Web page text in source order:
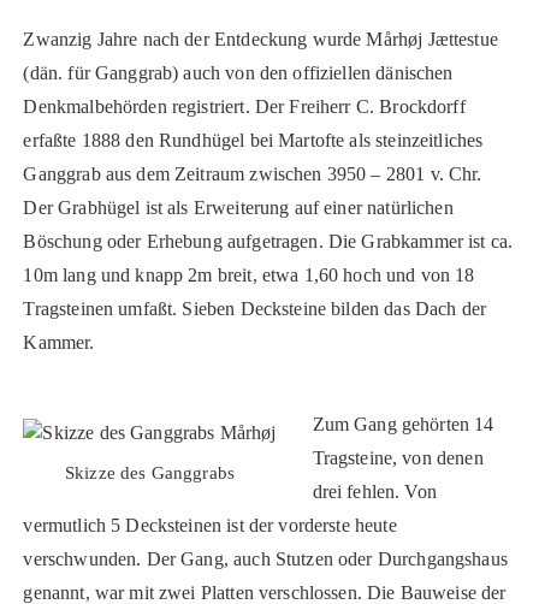
Zwanzig Jahre nach der Entdeckung wurde Mårhøj Jættestue
(dän. für Ganggrab) auch von den offiziellen dänischen
Denkmalbehörden registriert. Der Freiherr C. Brockdorff
erfaßte 1888 den Rundhügel bei Martofte als steinzeitliches
Ganggrab aus dem Zeitraum zwischen 3950 – 2801 v. Chr.
Der Grabhügel ist als Erweiterung auf einer natürlichen
Böschung oder Erhebung aufgetragen. Die Grabkammer ist ca.
10m lang und knapp 2m breit, etwa 1,60 hoch und von 18
Tragsteinen umfaßt. Sieben Decksteine bilden das Dach der
Kammer.
Skizze des Ganggrabs
Zum Gang gehörten 14
Tragsteine, von denen
drei fehlen. Von
vermutlich 5 Decksteinen ist der vorderste heute
verschwunden. Der Gang, auch Stutzen oder Durchgangshaus
genannt, war mit zwei Platten verschlossen. Die Bauweise der